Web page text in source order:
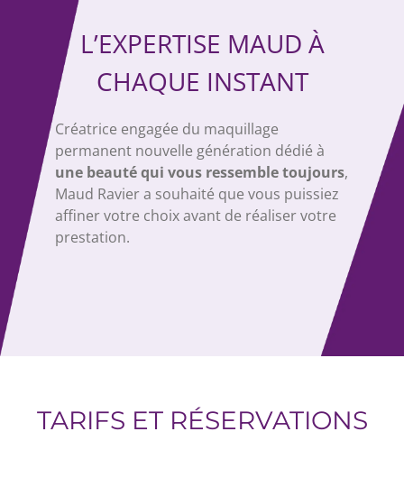
L’EXPERTISE MAUD À
CHAQUE INSTANT
Créatrice engagée du maquillage
permanent nouvelle génération dédié à
une beauté qui vous ressemble toujours,
Maud Ravier a souhaité que vous puissiez
affiner votre choix avant de réaliser votre
prestation.
TARIFS ET RÉSERVATIONS